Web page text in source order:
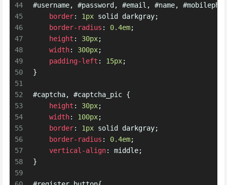
44
45
46
47
48
49
50
51
52
53
54
55
56
57
58
59
#username, #password , #email , #name,
border: 1px solid darkgray;
border-radius : 0.4em;
height : 30px;
width: 300px;
padding-left : 15px;
}
#captcha, #captcha_pic {
height : 30px;
width: 100px;
border: 1px solid darkgray;
border-radius : 0.4em;
vertical-align: middle;
}